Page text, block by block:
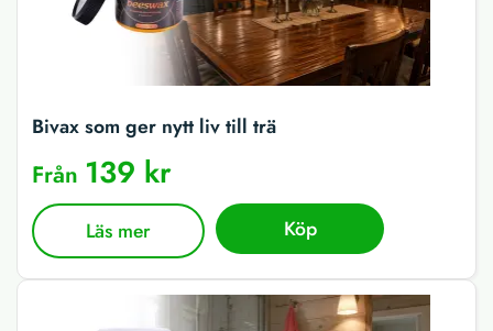
Bivax som ger nytt liv till trä
Från 139 kr
Läs mer Köp